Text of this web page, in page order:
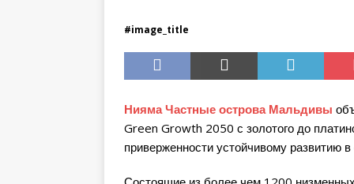
#image_title
Нияма Частные острова Мальдивы
Green Growth 2050 с золотого до
приверженности устойчивому развитию